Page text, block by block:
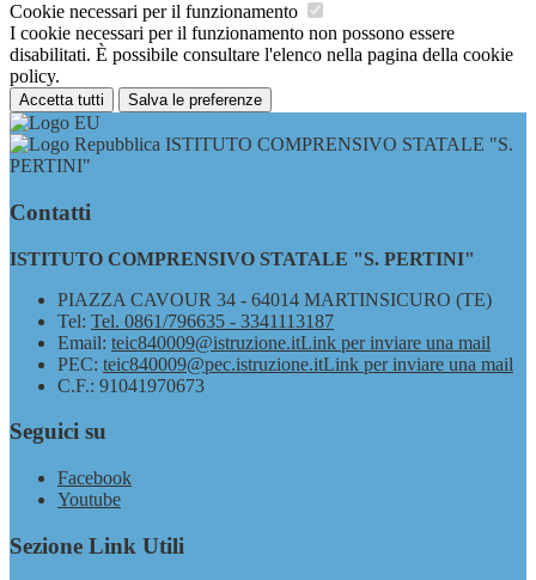
Cookie necessari per il funzionamento
I cookie necessari per il funzionamento non possono essere
disabilitati. È possibile consultare l'elenco nella pagina della cookie
policy.
Accetta tutti Salva le preferenze
ISTITUTO COMPRENSIVO STATALE "S.
PERTINI"
Contatti
ISTITUTO COMPRENSIVO STATALE "S. PERTINI"
PIAZZA CAVOUR 34 - 64014 MARTINSICURO (TE)
Tel: Tel. 0861/796635 - 3341113187
Email: teic840009@istruzione.itLink per inviare una mail
PEC: teic840009@pec.istruzione.itLink per inviare una mail
C.F.: 91041970673
Seguici su
Facebook
Youtube
Sezione Link Utili